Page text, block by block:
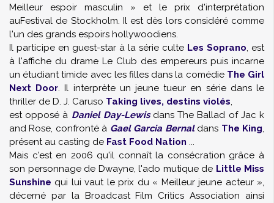
Meilleur espoir masculin » et le prix d'interprétation
auFestival de Stockholm. Il est dès lors considéré comme
l'un des grands espoirs hollywoodiens.
Il participe en guest-star à la série culte Les Soprano, est
à l'affiche du drame Le Club des empereurs puis incarne
un étudiant timide avec les filles dans la comédie The Girl
Next Door. Il interprète un jeune tueur en série dans le
thriller de D. J. Caruso Taking lives, destins violés,
est opposé à Daniel Day-Lewisdans The Ballad of Jac k
and Rose, confronté à Gael Garcia Bernaldans The King,
présent au casting de Fast Food Nation ...
Mais c'est en 2006 qu'il connaît la consécration grâce à
son personnage de Dwayne, l'ado mutique de Little Miss
Sunshine qui lui vaut le prix du « Meilleur jeune acteur »,
décerné par la Broadcast Film Critics Association ainsi